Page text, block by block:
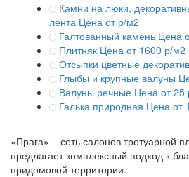
Камни на люки,
лента Цена от р/м2
Галтованный камень Цена
Плитняк Цена от 1600 р/м2
Отсыпки цветные
Глыбы и крупные валуны
Валуны речные Цена от 25
Галька природная Цена от
«Прага» – сеть салонов тротуарной
предлагает комплексный подход к
придомовой территории.